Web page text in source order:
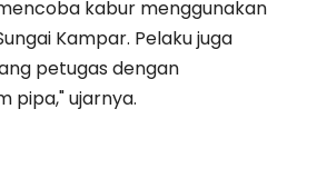
kabur menggunakan
Kampar. Pelaku juga
petugas dengan
pipa," ujarnya.